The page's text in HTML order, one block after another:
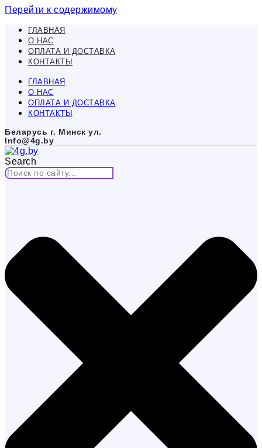
Перейти к содержимому
ГЛАВНАЯ
О НАС
ОПЛАТА И ДОСТАВКА
КОНТАКТЫ
ГЛАВНАЯ
О НАС
ОПЛАТА И ДОСТАВКА
КОНТАКТЫ
Беларусь г. Минск ул.
Info@4g.by
Search